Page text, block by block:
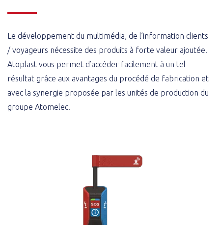
Le développement du multimédia, de l’information clients
/ voyageurs nécessite des produits à forte valeur ajoutée.
Atoplast vous permet d’accéder facilement à un tel
résultat grâce aux avantages du procédé de fabrication et
avec la synergie proposée par les unités de production du
groupe Atomelec.